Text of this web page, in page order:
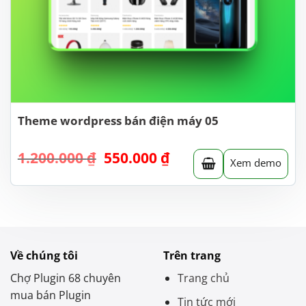
Theme wordpress bán điện máy 05
1.200.000₫ Giá
là:
550.000 ₫Giá
hiện
tại
Xem demo
Về chúng tôi
Chợ Plugin 68 chuyên
mua bán Plugin
Trên trang
Trang chủ
Tin tức mới